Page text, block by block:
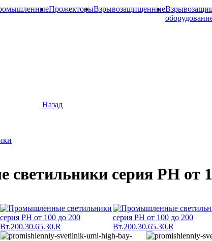
ПрожекторыВзрывозащищенные
Назад
серия PH от